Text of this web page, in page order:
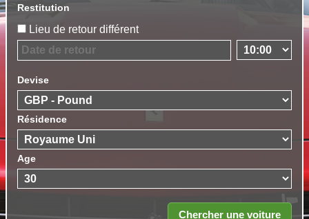
Restitution
Lieu de retour différent
Devise
Résidence
Age